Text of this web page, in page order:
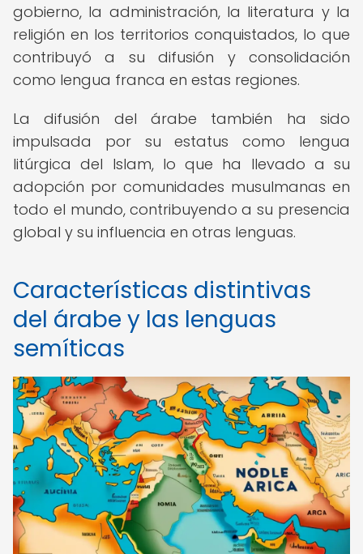
gobierno, la administración, la literatura y la
religión en los territorios conquistados, lo que
contribuyó a su difusión y consolidación
como lengua franca en estas regiones.
La difusión del árabe también ha sido
impulsada por su estatus como lengua
litúrgica del Islam, lo que ha llevado a su
adopción por comunidades musulmanas en
todo el mundo, contribuyendo a su presencia
global y su influencia en otras lenguas.
Características distintivas
del árabe y las lenguas
semíticas